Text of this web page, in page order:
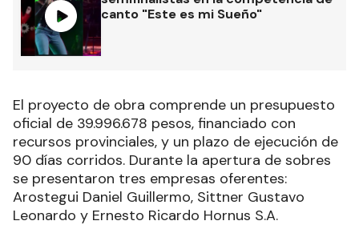
canto "Este es mi Sueño"
El proyecto de obra comprende un presupuesto
oficial de 39.996.678 pesos, financiado con
recursos provinciales, y un plazo de ejecución de
90 días corridos. Durante la apertura de sobres
se presentaron tres empresas oferentes:
Arostegui Daniel Guillermo, Sittner Gustavo
Leonardo y Ernesto Ricardo Hornus S.A.